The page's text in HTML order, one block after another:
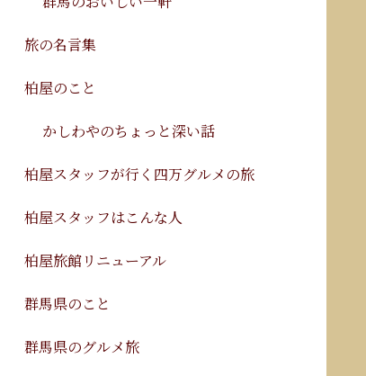
旅の名言集
柏屋のこと
かしわやのちょっと深い話
柏屋スタッフが行く四万グルメの旅
柏屋スタッフはこんな人
柏屋旅館リニューアル
群馬県のこと
群馬県のグルメ旅